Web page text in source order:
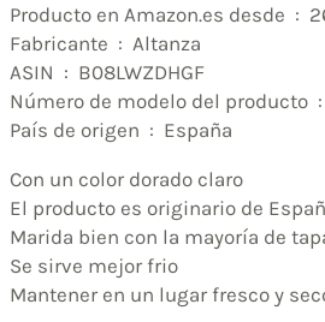
Fabricante ‏ : ‎ Altanza
ASIN ‏ : ‎ B08LWZDHGF
País de origen ‏ : ‎ España
Con un color dorado claro
El producto es originario de
Marida bien con la mayoría de
Se sirve mejor frio
Mantener en un lugar fresco y